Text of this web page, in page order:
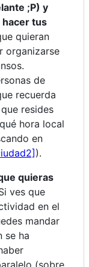
;P) y
hacer tus
quieran
organizarse
de
recuerda
resides
hora local
en
).
quieras
ves que
en el
mandar
se ha
(sobre